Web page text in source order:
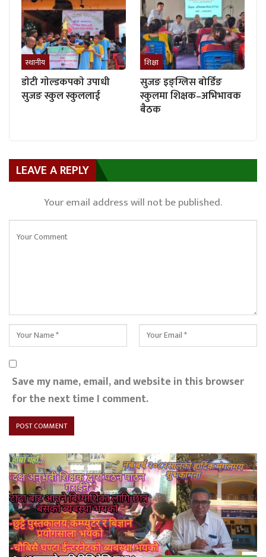
स्थानीय
डाेटी गाेल्डकपकाे उपाधी
सुजङ स्कुल स्कुललाई
शिक्षा
सुजङ इङ्ग्लिस बोर्डिङ
स्कुलमा शिक्षक–अभिभावक
बैठक
LEAVE A REPLY
Your email address will not be published.
Save my name, email, and website in this browser
for the next time I comment.